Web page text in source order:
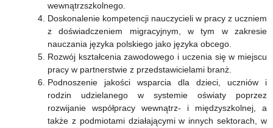
wewnątrzszkolnego.
Doskonalenie kompetencji nauczycieli w pracy z uczniem
z doświadczeniem migracyjnym, w tym w zakresie
nauczania języka polskiego jako języka obcego.
Rozwój kształcenia zawodowego i uczenia się w miejscu
pracy w partnerstwie z przedstawicielami branż.
Podnoszenie jakości wsparcia dla dzieci, uczniów i
rodzin udzielanego w systemie oświaty poprzez
rozwijanie współpracy wewnątrz- i międzyszkolnej, a
także z podmiotami działającymi w innych sektorach, w